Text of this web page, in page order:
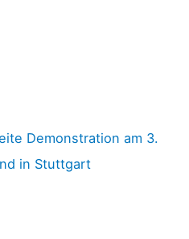
Demonstration am 3.
in Stuttgart